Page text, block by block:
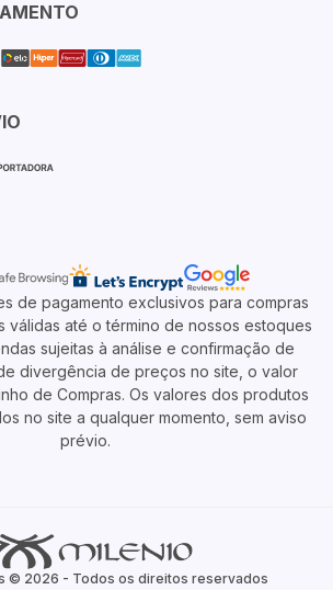
de pagamento exclusivos para compras
válidas até o término de nossos estoques
sujeitas à análise e confirmação de
divergência de preços no site, o valor
de Compras. Os valores dos produtos
no site a qualquer momento, sem aviso
prévio.
© 2026 - Todos os direitos reservados